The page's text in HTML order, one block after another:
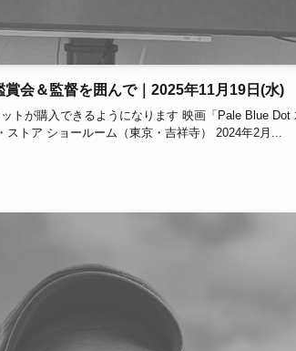
会＆監督を囲んで｜2025年11月19日(水)
トが購入できるようになります 映画「Pale Blue Dot
トア ショールーム（東京・吉祥寺） 2024年2月...